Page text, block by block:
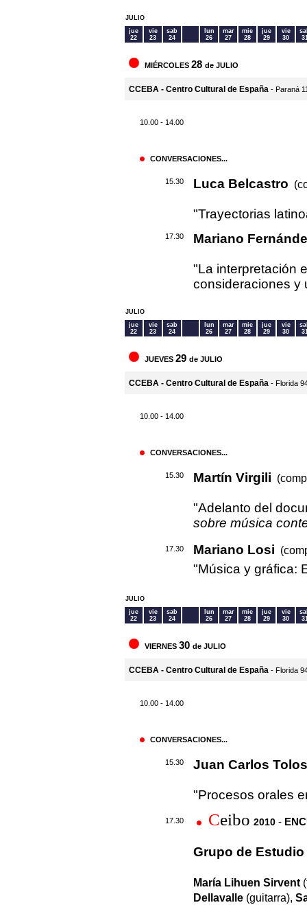
JULIO
jue
22
vie
23
sab
24
lun
26
mar
27
mie
28
jue
29
vie
30
MIÉRCOLES 28 de JULIO
CCEBA - Centro Cultural de España - Paraná
10.00 - 14.00
CONVERSACIONES...
15.30 Luca Belcastro
"Trayectorias
17.30 Mariano
"La interpretación
consideraciones y
JULIO
jue
22
vie
23
sab
24
lun
26
mar
27
mie
28
jue
29
vie
30
JUEVES 29 de JULIO
CCEBA - Centro Cultural de España - Florida
10.00 - 14.00
CONVERSACIONES...
15.30 Martín Virgili
"Adelanto del
sobre música
17.30 Mariano Losi
"Música y gráfica:
JULIO
jue
22
vie
23
sab
24
lun
26
mar
27
mie
28
jue
29
vie
30
VIERNES 30 de JULIO
CCEBA - Centro Cultural de España - Florida
10.00 - 14.00
CONVERSACIONES...
15.30 Juan Carlos
"Procesos orales
17.30 Ceibo 2010 -
Grupo de
María Lihuen Sirvent
Dellavalle (guitarra),